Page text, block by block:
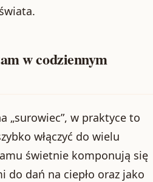
w codziennym
„surowiec”, w praktyce to
włączyć do wielu
świetnie komponują się
do dań na ciepło oraz jako